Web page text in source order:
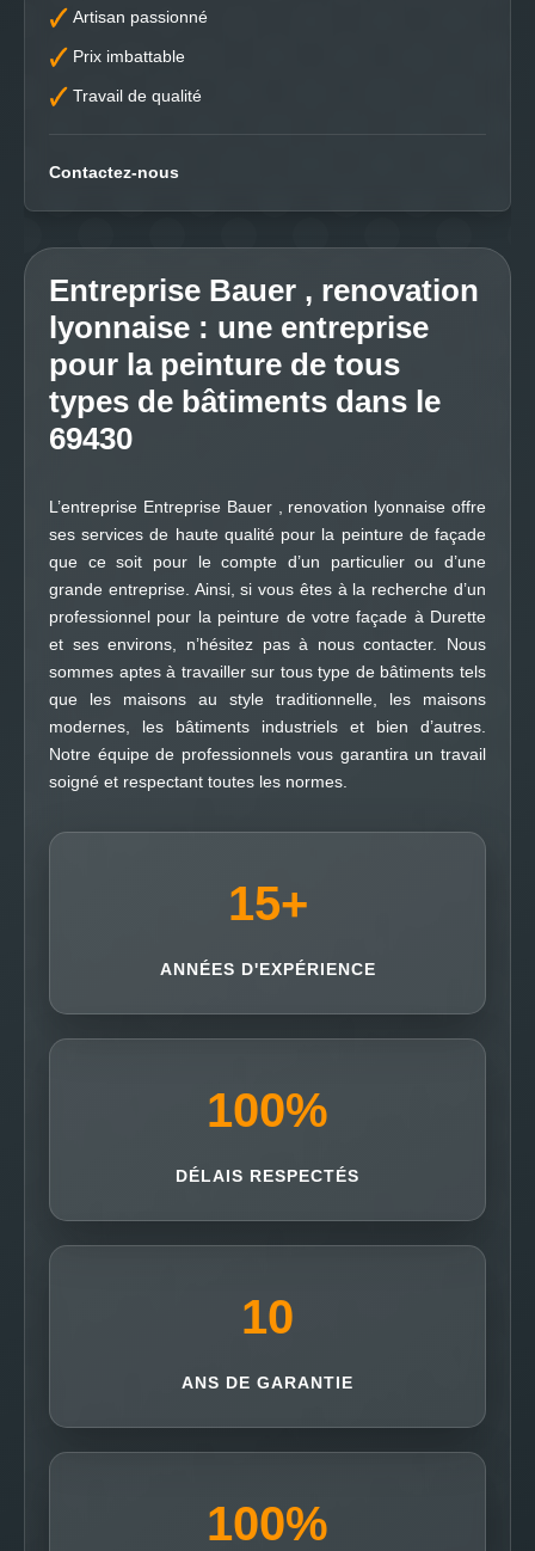
Artisan passionné
Prix imbattable
Travail de qualité
Contactez-nous
Entreprise Bauer , renovation
lyonnaise : une entreprise
pour la peinture de tous
types de bâtiments dans le
69430
L’entreprise Entreprise Bauer , renovation lyonnaise offre
ses services de haute qualité pour la peinture de façade
que ce soit pour le compte d’un particulier ou d’une
grande entreprise. Ainsi, si vous êtes à la recherche d’un
professionnel pour la peinture de votre façade à Durette
et ses environs, n’hésitez pas à nous contacter. Nous
sommes aptes à travailler sur tous type de bâtiments tels
que les maisons au style traditionnelle, les maisons
modernes, les bâtiments industriels et bien d’autres.
Notre équipe de professionnels vous garantira un travail
soigné et respectant toutes les normes.
15+
ANNÉES D'EXPÉRIENCE
100%
DÉLAIS RESPECTÉS
10
ANS DE GARANTIE
100%